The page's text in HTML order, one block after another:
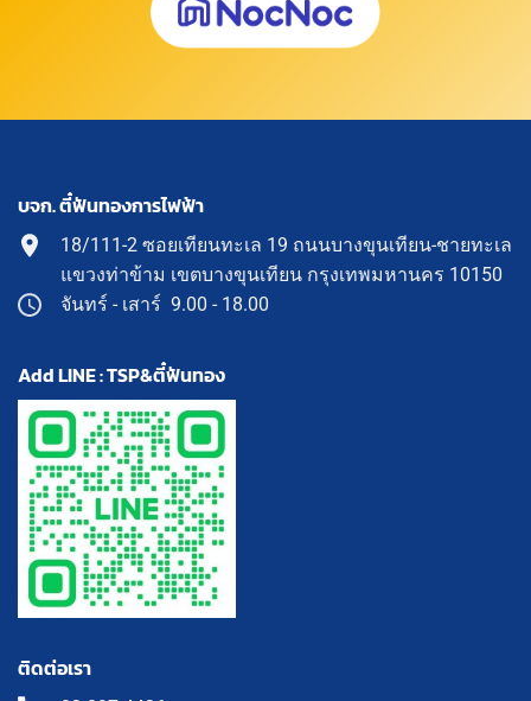
บจก. ตี๋ฟันทองการไฟฟ้า
18/111-2 ซอยเทียนทะเล 19 ถนนบางขุนเทียน-ชายทะเล
แขวงท่าข้าม เขตบางขุนเทียน กรุงเทพมหานคร 10150
จันทร์ - เสาร์ 9.00 - 18.00
Add LINE : TSP&ตี๋ฟันทอง
ติดต่อเรา